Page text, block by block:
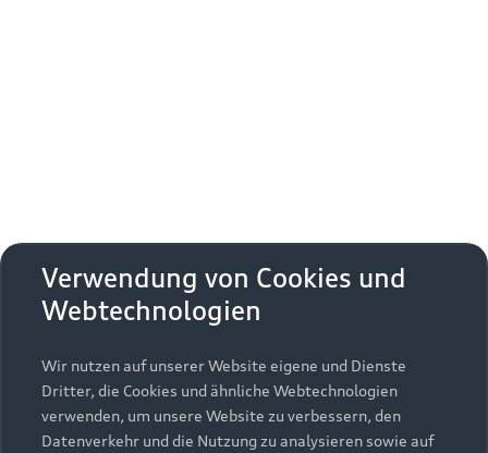
Zurück nach oben
Modelle
Alle Modelle
Modelle vergleichen
Kaufen & leasen
Neuwagensuche
Service & Zubehör
Verwendung von Cookies und
Webtechnologien
Wir nutzen auf unserer Website eigene und Dienste
Dritter, die Cookies und ähnliche Webtechnologien
verwenden, um unsere Website zu verbessern, den
Datenverkehr und die Nutzung zu analysieren sowie auf